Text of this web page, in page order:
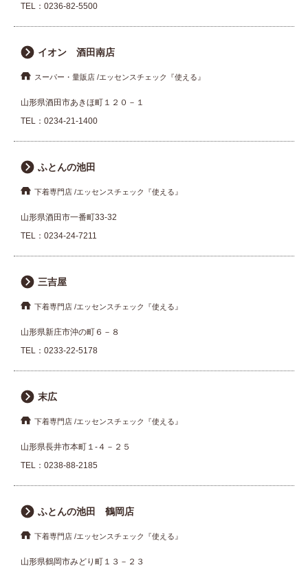
TEL： 0236-82-5500
イオン 酒田南店
スーパー・量販店 エッセンスチェック『使える』
山形県酒田市あきほ町１２０－１
TEL： 0234-21-1400
ふとんの池田
下着専門店 エッセンスチェック『使える』
山形県酒田市一番町33-32
TEL： 0234-24-7211
三吉屋
下着専門店 エッセンスチェック『使える』
山形県新庄市沖の町６－８
TEL： 0233-22-5178
末広
下着専門店 エッセンスチェック『使える』
山形県長井市本町１-４－２５
TEL： 0238-88-2185
ふとんの池田 鶴岡店
下着専門店 エッセンスチェック『使える』
山形県鶴岡市みどり町１３－２３